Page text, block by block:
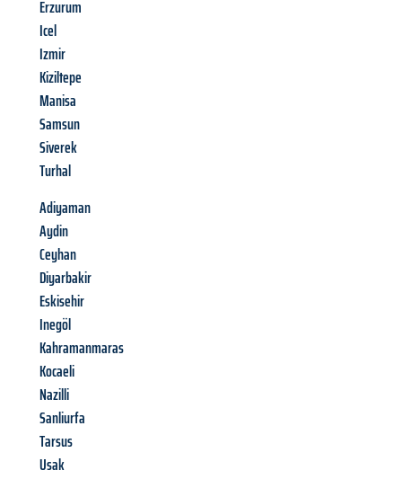
Erzurum
Icel
Izmir
Kiziltepe
Manisa
Samsun
Siverek
Turhal
Adiyaman
Aydin
Ceyhan
Diyarbakir
Eskisehir
Inegöl
Kahramanmaras
Kocaeli
Nazilli
Sanliurfa
Tarsus
Usak